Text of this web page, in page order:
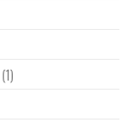
(1)